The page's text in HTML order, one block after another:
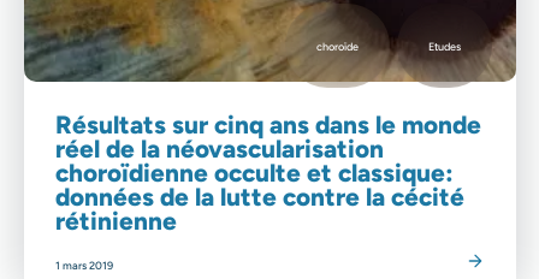
Etudes
choroïde
Résultats sur cinq ans dans le monde
réel de la néovascularisation
choroïdienne occulte et classique:
données de la lutte contre la cécité
rétinienne
1 mars 2019